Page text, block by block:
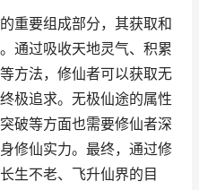
重要组成部分，其获取和
通过吸收天地灵气、积累
方法，修仙者可以获取无
极追求。无极仙途的属性
破等方面也需要修仙者深
修仙实力。最终，通过修
生不老、飞升仙界的目